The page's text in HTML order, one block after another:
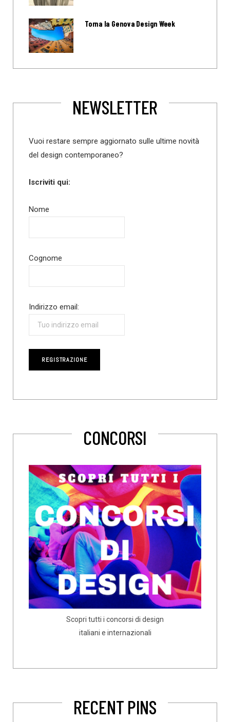
Torna la Genova Design Week
NEWSLETTER
Vuoi restare sempre aggiornato sulle ultime novità
del design contemporaneo?
Iscriviti qui:
Nome
Cognome
Indirizzo email:
CONCORSI
Scopri tutti i concorsi di design
italiani e internazionali
RECENT PINS